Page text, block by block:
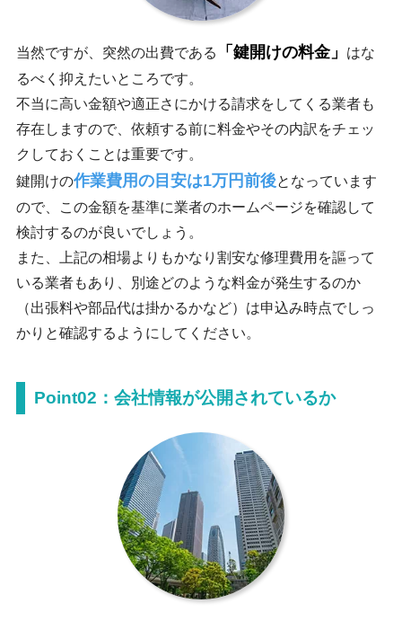
当然ですが、突然の出費である 「鍵開けの料金」
はな
るべく抑えたいところです。
不当に高い金額や適正さにかける請求をしてくる業者も
存在しますので、依頼する前に料金やその内訳をチェッ
クしておくことは重要です。
鍵開けの作業費用の目安は1万円前後となっています
ので、この金額を基準に業者のホームページを確認して
検討するのが良いでしょう。
また、上記の相場よりもかなり割安な修理費用を謳って
いる業者もあり、別途どのような料金が発生するのか
（出張料や部品代は掛かるかなど）は申込み時点でしっ
かりと確認するようにしてください。
Point02：会社情報が公開されているか